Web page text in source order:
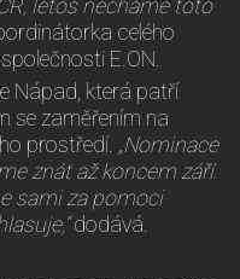
letos necháme toto
celého
E.ON.
Nápad, která patří
se zaměřením na
prostředí . „Nominace
znát až koncem září.
sami za pomoci
dodává.